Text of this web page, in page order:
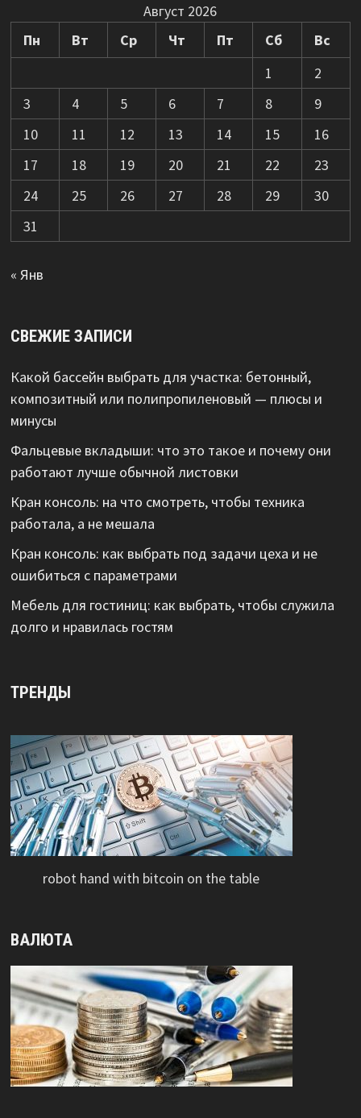
Август 2026
Пн
Вт Ср Чт Пт Сб
Вс
1
2
3
4 5 6 7 8
9
10
11 12 13 14 15
16
17
18 19 20 21 22
23
24
25 26 27 28 29
30
31
« Янв
СВЕЖИЕ ЗАПИСИ
Какой бассейн выбрать для участка: бетонный,
композитный или полипропиленовый — плюсы и
минусы
Фальцевые вкладыши: что это такое и почему они
работают лучше обычной листовки
Кран консоль: на что смотреть, чтобы техника
работала, а не мешала
Кран консоль: как выбрать под задачи цеха и не
ошибиться с параметрами
Мебель для гостиниц: как выбрать, чтобы служила
долго и нравилась гостям
ТРЕНДЫ
robot hand with bitcoin on the table
ВАЛЮТА